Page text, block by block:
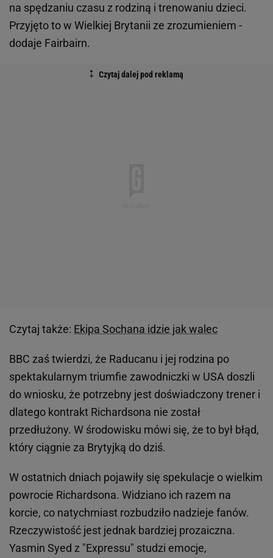
na spędzaniu czasu z rodziną i trenowaniu dzieci.
Przyjęto to w Wielkiej Brytanii ze zrozumieniem -
dodaje Fairbairn.
Czytaj także: Ekipa Sochana idzie jak walec
BBC zaś twierdzi, że Raducanu i jej rodzina po
spektakularnym triumfie zawodniczki w USA doszli
do wniosku, że potrzebny jest doświadczony trener i
dlatego kontrakt Richardsona nie został
przedłużony. W środowisku mówi się, że to był błąd,
który ciągnie za Brytyjką do dziś.
W ostatnich dniach pojawiły się spekulacje o wielkim
powrocie Richardsona. Widziano ich razem na
korcie, co natychmiast rozbudziło nadzieje fanów.
Rzeczywistość jest jednak bardziej prozaiczna.
Yasmin Syed z "Expressu" studzi emocje,